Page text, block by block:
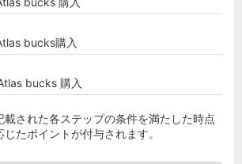
bucks購入
bucks 購入
載された各ステップの条件を満たした時点
たポイントが付与されます。